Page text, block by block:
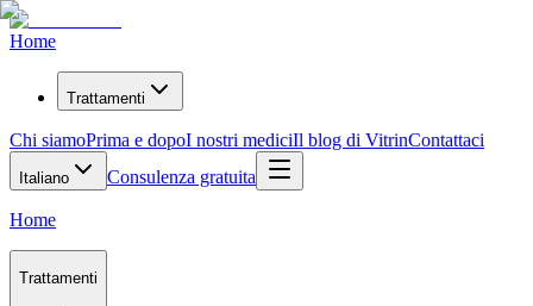
Home
Trattamenti
Chi siamoPrima e dopoI nostri mediciIl blog di VitrinContattaci
Italiano Consulenza gratuita
Home
Trattamenti